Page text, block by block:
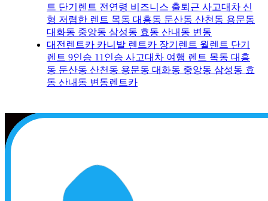
트 단기렌트 전연령 비즈니스 출퇴근 사고대차 신
형 저렴한 렌트 목동 대흥동 둔산동 산천동 용문동
대화동 중앙동 삼성동 효동 산내동 변동
대전렌트카 카니발 렌트카 장기렌트 월렌트 단기
렌트 9인승 11인승 사고대차 여행 렌트 목동 대흥
동 둔산동 산천동 용문동 대화동 중앙동 삼성동 효
동 산내동 변동렌트카